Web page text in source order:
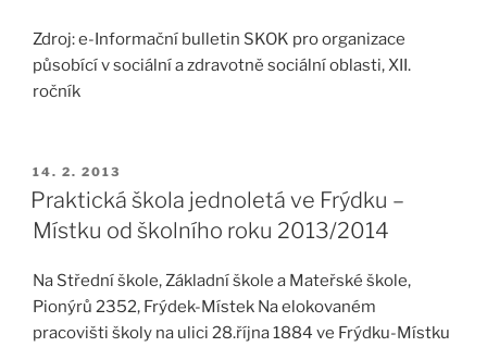
Zdroj: e-Informační bulletin SKOK pro organizace
působící v sociální a zdravotně sociální oblasti, XII.
ročník
14. 2. 2013
Praktická škola jednoletá ve Frýdku –
Místku od školního roku 2013/2014
Na Střední škole, Základní škole a Mateřské škole,
Pionýrů 2352, Frýdek-Místek Na elokovaném
pracovišti školy na ulici 28.října 1884 ve Frýdku-Místku